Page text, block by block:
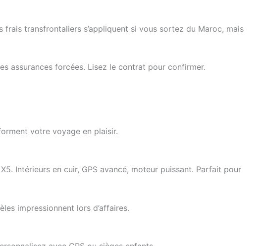
transfrontaliers s’appliquent si vous sortez du Maroc, mais
assurances forcées. Lisez le contrat pour confirmer.
votre voyage en plaisir.
Intérieurs en cuir, GPS avancé, moteur puissant. Parfait pour
impressionnent lors d’affaires.